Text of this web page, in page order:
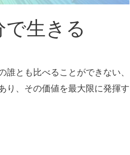
生きる
とも比べることができない、
り、その価値を最大限に発揮す